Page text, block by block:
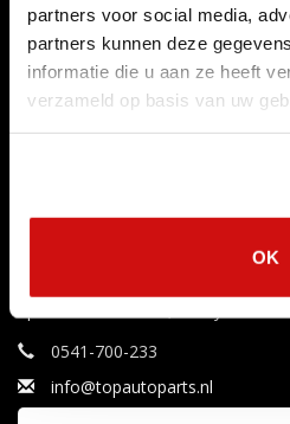
partners voor social media,
partners kunnen deze
informatie die u aan ze heeft
verzameld op basis van uw
OK
Formulier Herroepingsrecht
Producten
Alle producten
Nieuwe producten
0541-700-233
info@topautoparts.nl